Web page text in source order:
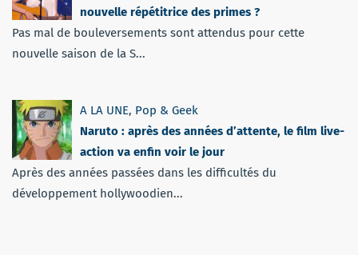
nouvelle répétitrice des primes ?
Pas mal de bouleversements sont attendus pour cette
nouvelle saison de la S...
A LA UNE, Pop & Geek
Naruto : après des années d’attente, le film live-
action va enfin voir le jour
Après des années passées dans les difficultés du
développement hollywoodien...